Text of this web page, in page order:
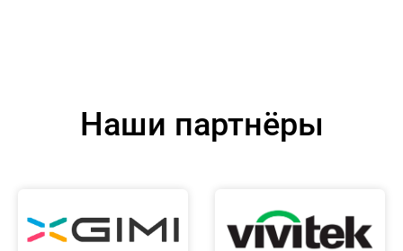
Наши партнёры